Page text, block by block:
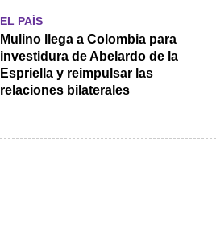
EL PAÍS
Mulino llega a Colombia para
investidura de Abelardo de la
Espriella y reimpulsar las
relaciones bilaterales